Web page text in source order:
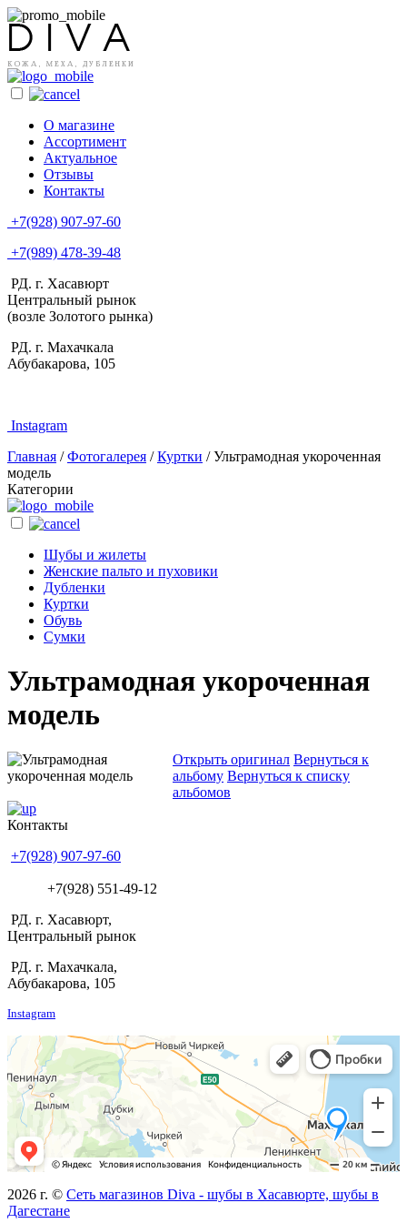
О магазине
Ассортимент
Актуальное
Отзывы
Контакты
+7(928) 907-97-60
+7(989) 478-39-48
РД. г. Хасавюрт
Центральный рынок
(возле Золотого рынка)
РД. г. Махачкала
Абубакарова, 105
Instagram
Главная /Фотогалерея /Куртки /Ультрамодная укороченная
модель
Категории
Шубы и жилеты
Женские пальто и пуховики
Дубленки
Куртки
Обувь
Сумки
Ультрамодная укороченная
модель
Открыть оригинал Вернуться к
альбому Вернуться к списку
альбомов
Контакты
+7(928) 907-97-60
+7(928) 551-49-12
РД. г. Хасавюрт,
Центральный рынок
РД. г. Махачкала,
Абубакарова, 105
Instagram
2026 г. © Сеть магазинов Diva - шубы в Хасавюрте, шубы в
Дагестане